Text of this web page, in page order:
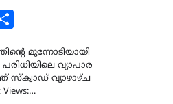
മുന്നോടിയായി
വ്യാപാര
സ്‌ക്വാഡ് വ്യാഴാഴ്ച